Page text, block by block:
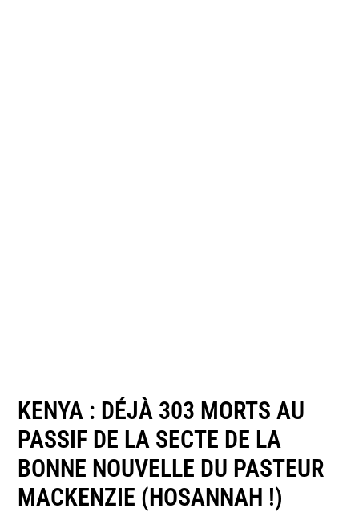
KENYA : DÉJÀ 303 MORTS AU
PASSIF DE LA SECTE DE LA
BONNE NOUVELLE DU PASTEUR
MACKENZIE (HOSANNAH !)